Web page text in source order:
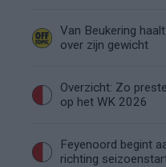
Van Beukering
over zijn gewicht
Overzicht: Zo
op het WK 2026
Feyenoord begint
richting